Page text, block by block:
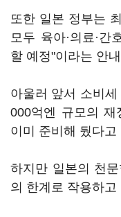
또한 일본 정부는
모두 육아·의료·간
할 예정"이라는 안
아울러 앞서 소비
000억엔 규모의
이미 준비해 뒀다고
하지만 일본의 천
의 한계로 작용하고